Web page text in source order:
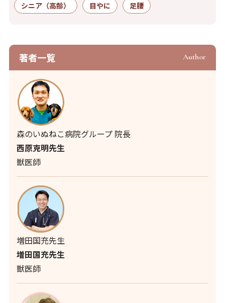
シニア（高齢）
目やに 足腰
著者⼀覧 Author
森のいぬねこ病院グループ 院長
西原克明先生
獣医師
増田国充先生
増田国充先生
獣医師